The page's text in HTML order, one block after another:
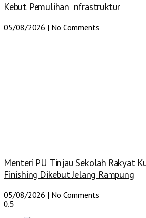
Kebut Pemulihan Infrastruktur
05/08/2026 No Comments
Menteri PU Tinjau Sekolah Rakyat
Finishing Dikebut Jelang Rampung
05/08/2026 No Comments